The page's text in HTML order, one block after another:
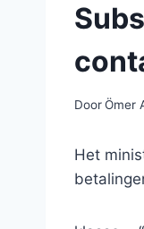
DoorÖmer
Het